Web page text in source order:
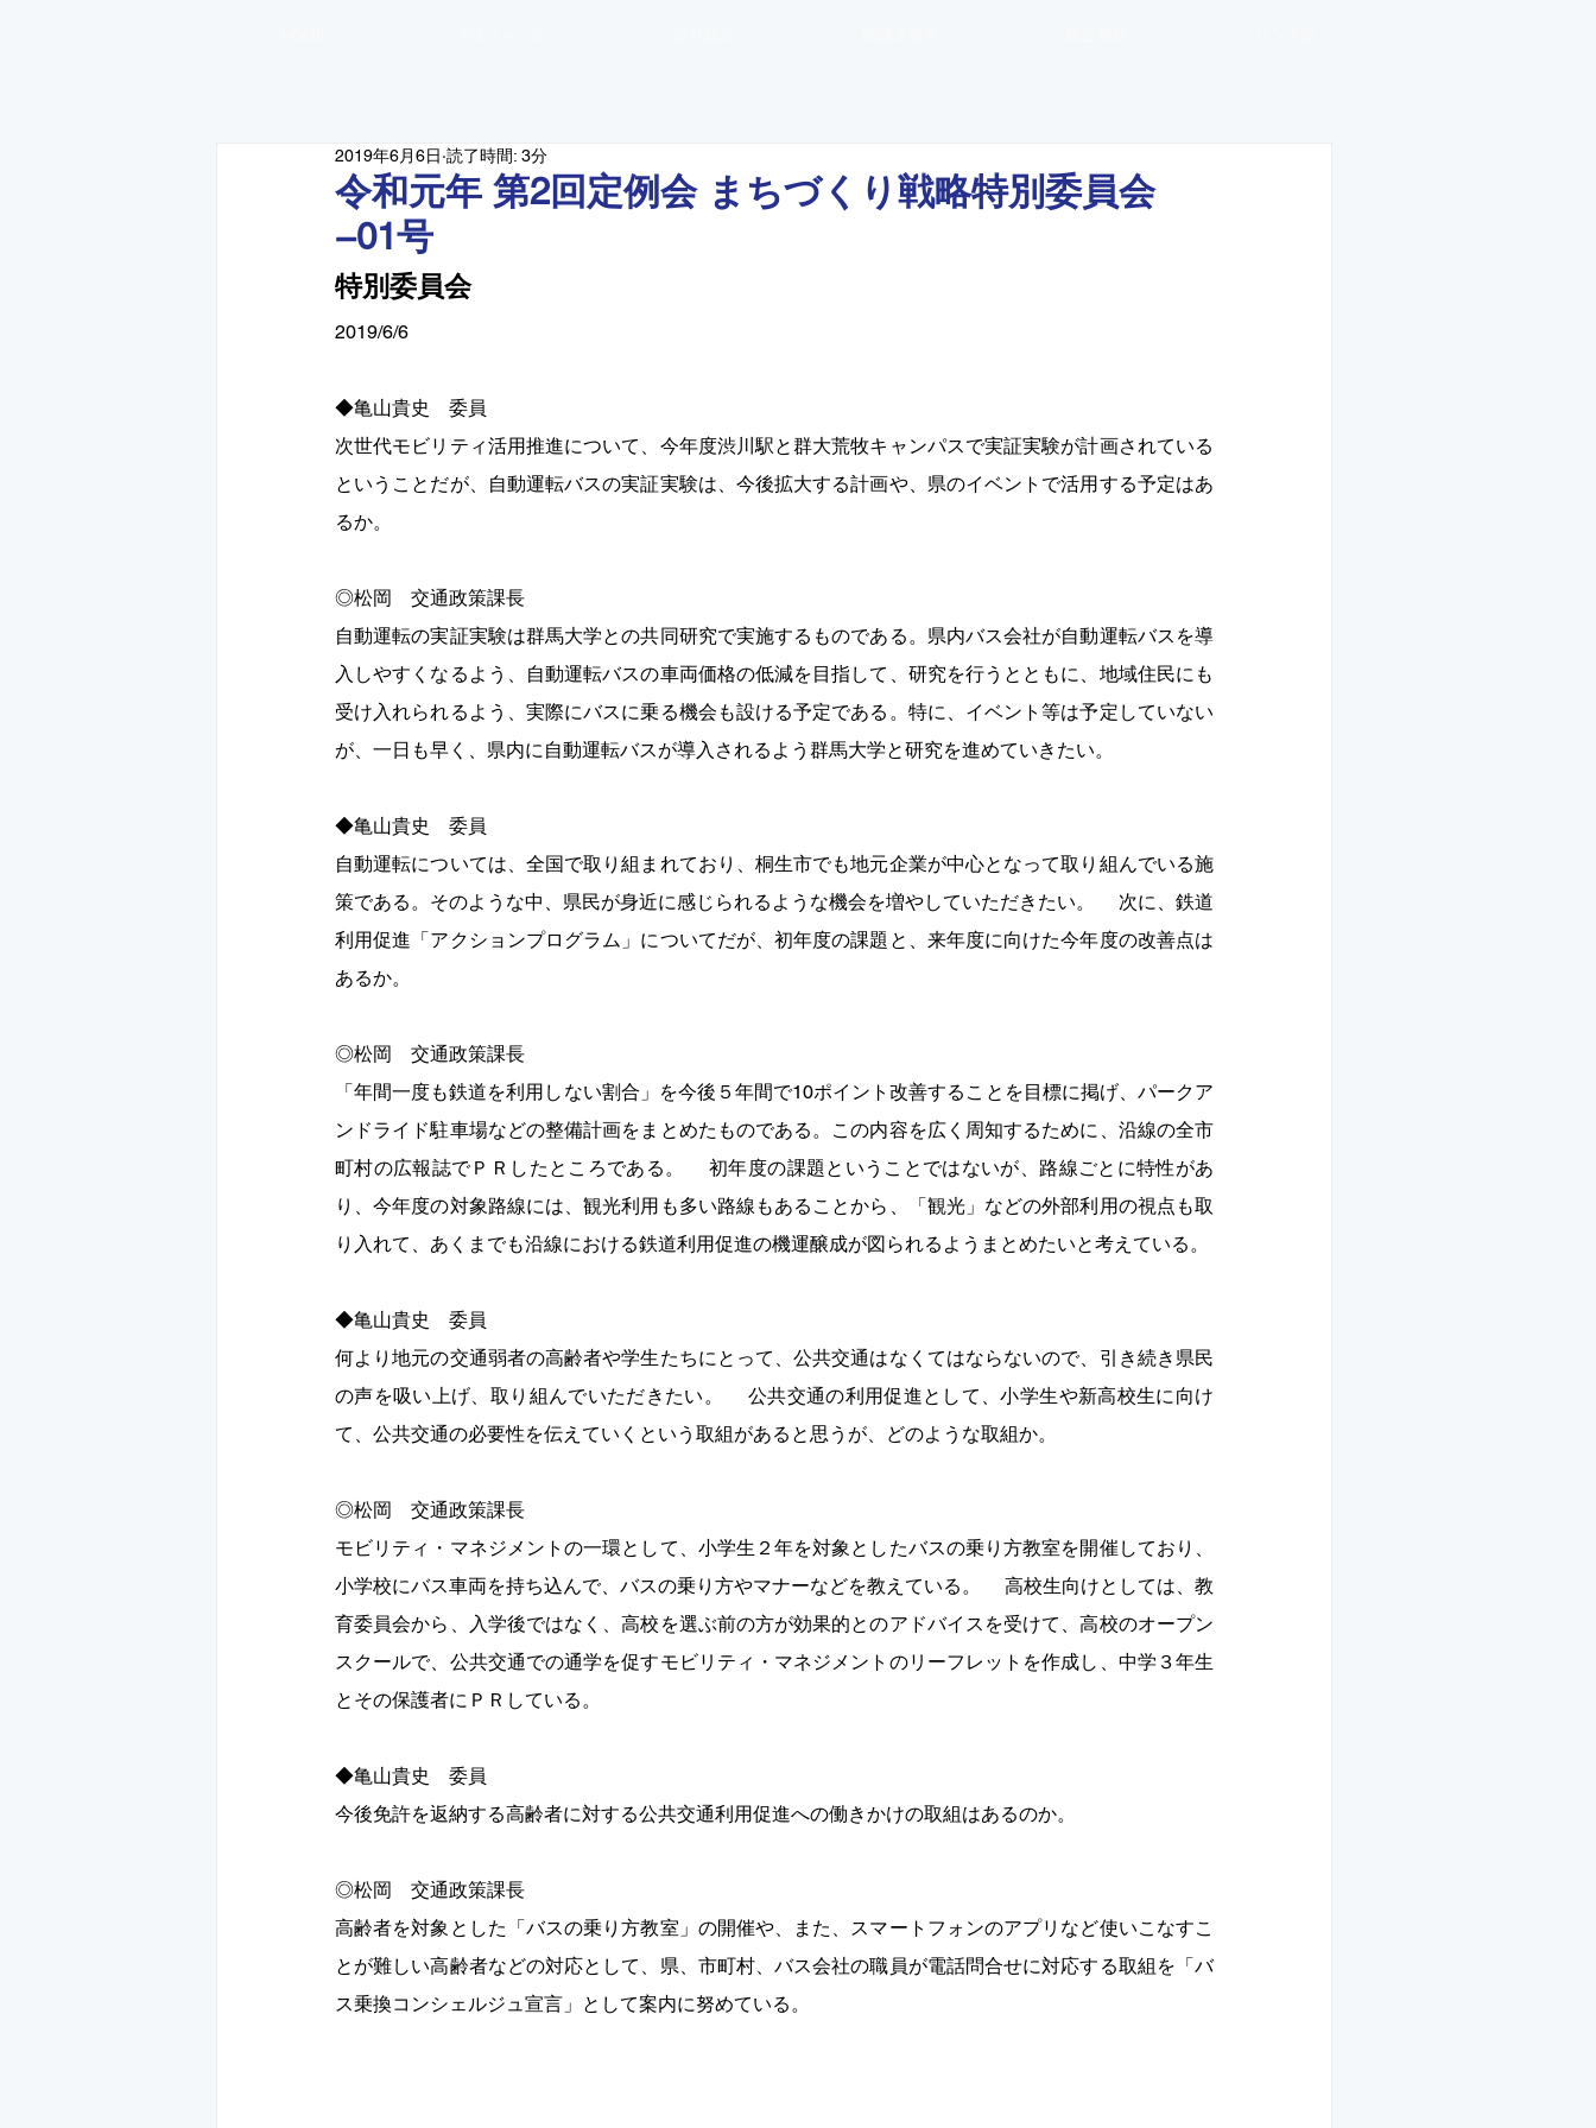
令和元年 第2回定例会 まちづくり戦略特別委員会
−01号
2019年6月6日 読了時間: 3分
特別委員会
2019/6/6
◆亀山貴史　委員
次世代モビリティ活用推進について、今年度渋川駅と群大荒牧キャンパスで実証実験が計画されている
ということだが、自動運転バスの実証実験は、今後拡大する計画や、県のイベントで活用する予定はあ
るか。
◎松岡　交通政策課長
自動運転の実証実験は群馬大学との共同研究で実施するものである。県内バス会社が自動運転バスを導
入しやすくなるよう、自動運転バスの車両価格の低減を目指して、研究を行うとともに、地域住民にも
受け入れられるよう、実際にバスに乗る機会も設ける予定である。特に、イベント等は予定していない
が、一日も早く、県内に自動運転バスが導入されるよう群馬大学と研究を進めていきたい。
◆亀山貴史　委員
自動運転については、全国で取り組まれており、桐生市でも地元企業が中心となって取り組んでいる施
策である。そのような中、県民が身近に感じられるような機会を増やしていただきたい。 　次に、鉄道
利用促進「アクションプログラム」についてだが、初年度の課題と、来年度に向けた今年度の改善点は
あるか。
◎松岡　交通政策課長
「年間一度も鉄道を利用しない割合」を今後５年間で10ポイント改善することを目標に掲げ、パークア
ンドライド駐車場などの整備計画をまとめたものである。この内容を広く周知するために、沿線の全市
町村の広報誌でＰＲしたところである。 　初年度の課題ということではないが、路線ごとに特性があ
り、今年度の対象路線には、観光利用も多い路線もあることから、「観光」などの外部利用の視点も取
り入れて、あくまでも沿線における鉄道利用促進の機運醸成が図られるようまとめたいと考えている。
◆亀山貴史　委員
何より地元の交通弱者の高齢者や学生たちにとって、公共交通はなくてはならないので、引き続き県民
の声を吸い上げ、取り組んでいただきたい。 　公共交通の利用促進として、小学生や新高校生に向け
て、公共交通の必要性を伝えていくという取組があると思うが、どのような取組か。
◎松岡　交通政策課長
モビリティ・マネジメントの一環として、小学生２年を対象としたバスの乗り方教室を開催しており、
小学校にバス車両を持ち込んで、バスの乗り方やマナーなどを教えている。 　高校生向けとしては、教
育委員会から、入学後ではなく、高校を選ぶ前の方が効果的とのアドバイスを受けて、高校のオープン
スクールで、公共交通での通学を促すモビリティ・マネジメントのリーフレットを作成し、中学３年生
とその保護者にＰＲしている。
◆亀山貴史　委員
今後免許を返納する高齢者に対する公共交通利用促進への働きかけの取組はあるのか。
◎松岡　交通政策課長
高齢者を対象とした「バスの乗り方教室」の開催や、また、スマートフォンのアプリなど使いこなすこ
とが難しい高齢者などの対応として、県、市町村、バス会社の職員が電話問合せに対応する取組を「バ
ス乗換コンシェルジュ宣言」として案内に努めている。